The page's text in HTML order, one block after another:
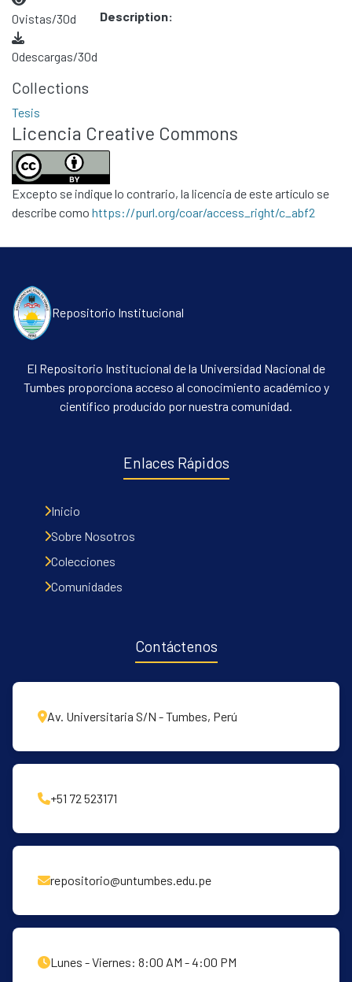
0vistas/30d
0descargas/30d
Description:
Collections
Tesis
Licencia Creative Commons
Excepto se indique lo contrario, la licencia de este artículo se
describe como https://purl.org/coar/access_right/c_abf2
Repositorio Institucional
El Repositorio Institucional de la Universidad Nacional de
Tumbes proporciona acceso al conocimiento académico y
científico producido por nuestra comunidad.
Enlaces Rápidos
Inicio
Sobre Nosotros
Colecciones
Comunidades
Contáctenos
Av. Universitaria S/N - Tumbes, Perú
+51 72 523171
repositorio@untumbes.edu.pe
Lunes - Viernes: 8:00 AM - 4:00 PM